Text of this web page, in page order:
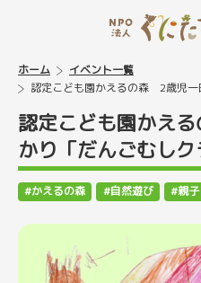
ホーム
イベント一覧
認定こども園かえるの森 2歳児一
認定こども園かえ
かり「だんごむしク
かえるの森 自然遊び 親子